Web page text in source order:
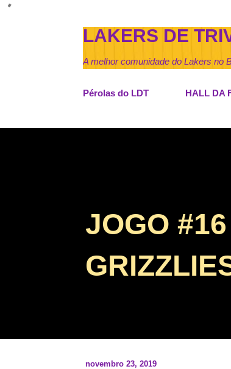
LAKERS DE
A melhor comunidade do Lakers no
Pérolas do LDT HALL DA
JOGO
novembro 23, 2019